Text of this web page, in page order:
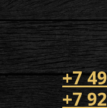
+7
+7